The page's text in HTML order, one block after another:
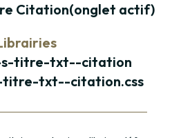
Citation(onglet actif)
s-titre-txt--citation
titre-txt--citation.css